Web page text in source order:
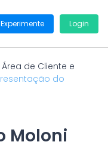
Experimente Login
Área de Cliente e
do
Moloni